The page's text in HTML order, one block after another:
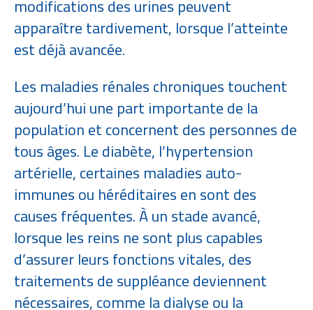
modifications des urines peuvent
apparaître tardivement, lorsque l’atteinte
est déjà avancée.
Les maladies rénales chroniques touchent
aujourd’hui une part importante de la
population et concernent des personnes de
tous âges. Le diabète, l’hypertension
artérielle, certaines maladies auto-
immunes ou héréditaires en sont des
causes fréquentes. À un stade avancé,
lorsque les reins ne sont plus capables
d’assurer leurs fonctions vitales, des
traitements de suppléance deviennent
nécessaires, comme la dialyse ou la